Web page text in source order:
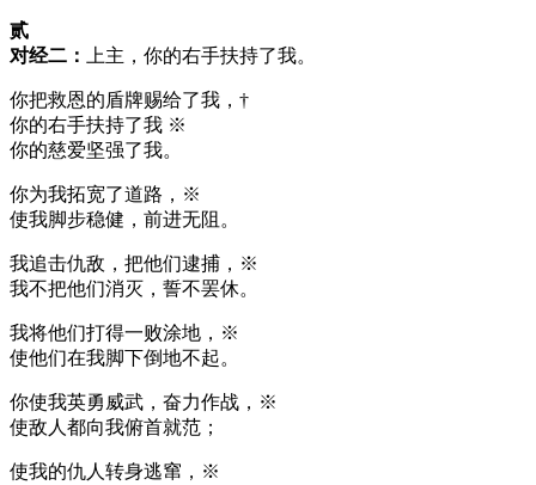
贰
对经二：
上主，你的右手扶持了我。
你把救恩的盾牌赐给了我，†
你的右手扶持了我 ※
你的慈爱坚强了我。
你为我拓宽了道路，※
使我脚步稳健，前进无阻。
我追击仇敌，把他们逮捕，※
我不把他们消灭，誓不罢休。
我将他们打得一败涂地，※
使他们在我脚下倒地不起。
你使我英勇威武，奋力作战，※
使敌人都向我俯首就范；
使我的仇人转身逃窜，※